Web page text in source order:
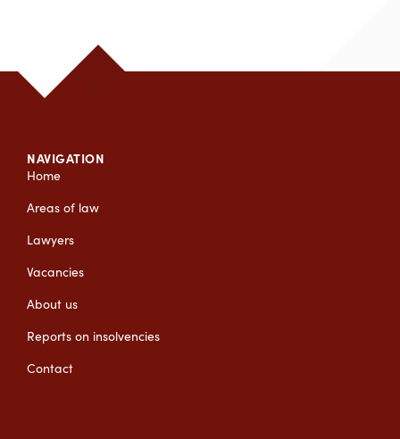
NAVIGATION
Home
Areas of law
Lawyers
Vacancies
About us
Reports on insolvencies
Contact